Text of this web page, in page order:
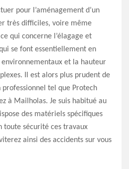
pour l’aménagement d’un
très difficiles, voire même
qui concerne l’élagage et
se font essentiellement en
et la hauteur
Il est alors plus prudent de
tel que Protech
à Mailholas. Je suis habitué au
des matériels spécifiques
toute sécurité ces travaux
ainsi des accidents sur vous